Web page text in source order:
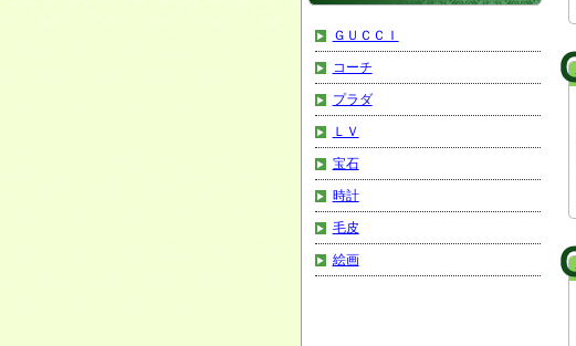
ＧＵＣＣＩ
コーチ
プラダ
ＬＶ
宝石
時計
毛皮
絵画